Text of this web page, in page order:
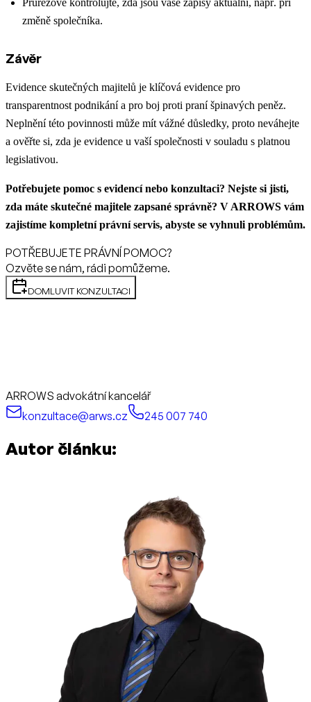
Průřezově kontrolujte, zda jsou vaše zápisy aktuální, např. při
změně společníka.
Závěr
Evidence skutečných majitelů je klíčová evidence pro
transparentnost podnikání a pro boj proti praní špinavých peněz.
Neplnění této povinnosti může mít vážné důsledky, proto neváhejte
a ověřte si, zda je evidence u vaší společnosti v souladu s platnou
legislativou.
Potřebujete pomoc s evidencí nebo konzultaci? Nejste si jisti,
zda máte skutečné majitele zapsané správně? V ARROWS vám
zajistíme kompletní právní servis, abyste se vyhnuli problémům.
POTŘEBUJETE PRÁVNÍ POMOC?
Ozvěte se nám, rádi pomůžeme.
DOMLUVIT KONZULTACI
ARROWS advokátní kancelář
konzultace@arws.cz
245 007 740
Autor článku: